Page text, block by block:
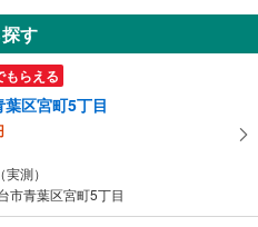
す
もらえる
区宮町5丁目
（実測）
市青葉区宮町5丁目